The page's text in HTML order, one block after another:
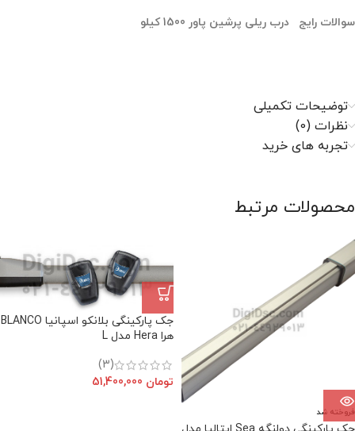
سوالات رایج درب ریلی پرشین پاور 1500 کیلو
توضیحات تکمیلی
نظرات (0)
تجربه های خرید
محصولات مرتبط
فروخته شد
جک پارکینگی بلانکو اسپانیا BLANCO
هرا Hera مدل L
(3)
تومان